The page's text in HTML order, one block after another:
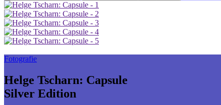
Fotografie
Helge Tscharn: Capsule
Silver Edition